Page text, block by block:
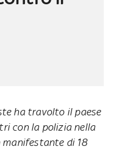
ha travolto il paese
con la polizia nella
di 18